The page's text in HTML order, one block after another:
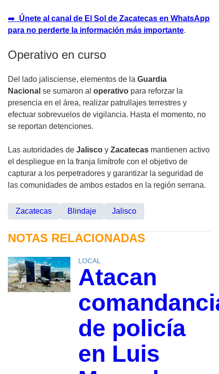
➡️ Únete al canal de El Sol de Zacatecas en WhatsApp
para no perderte la información más importante.
Operativo en curso
Del lado jalisciense, elementos de la Guardia
Nacional se sumaron al operativo para reforzar la
presencia en el área, realizar patrullajes terrestres y
efectuar sobrevuelos de vigilancia. Hasta el momento, no
se reportan detenciones.
Las autoridades de Jalisco y Zacatecas mantienen activo
el despliegue en la franja limítrofe con el objetivo de
capturar a los perpetradores y garantizar la seguridad de
las comunidades de ambos estados en la región serrana.
Zacatecas Blindaje Jalisco
NOTAS RELACIONADAS
LOCAL
Atacan
de policía
en Luis